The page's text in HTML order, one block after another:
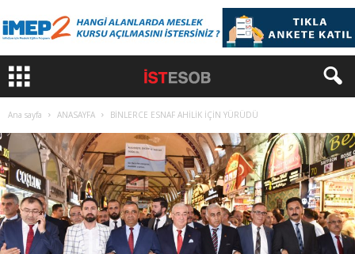
Ana sayfa ANASAYFA BİNLERCE ESNAF AHİLİK İÇİN YÜRÜDÜ